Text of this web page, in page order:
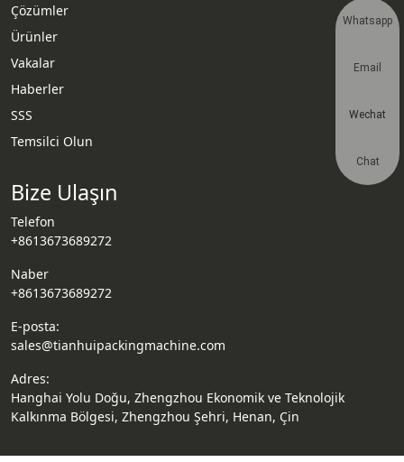
Çözümler
Ürünler
Vakalar
Haberler
SSS
Temsilci Olun
Bize Ulaşın
Telefon
+8613673689272
Naber
+8613673689272
E-posta:
sales@tianhuipackingmachine.com
Adres:
Hanghai Yolu Doğu, Zhengzhou Ekonomik ve Teknolojik
Kalkınma Bölgesi, Zhengzhou Şehri, Henan, Çin
Whatsapp
Email
Wechat
Chat